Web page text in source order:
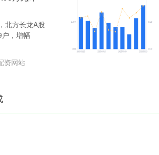
北方长龙A股
，增幅
资网站